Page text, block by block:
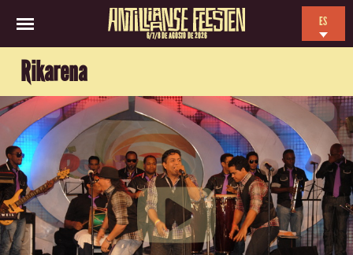
6/7/8 DE AGOSTO DE 2026
ES
FR
Rikarena